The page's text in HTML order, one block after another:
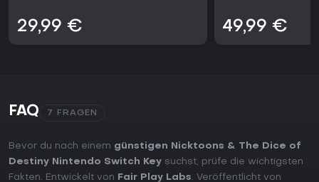
29,99 € 49,99 €
FAQ 7 FRAGEN
Bevor du nach einem günstigen Nicktoons & The Dice of
Destiny Nintendo Switch Key suchst, prüfe die wichtigsten
Fakten. Entwickelt von
Fair Play Labs. Veröffentlicht von